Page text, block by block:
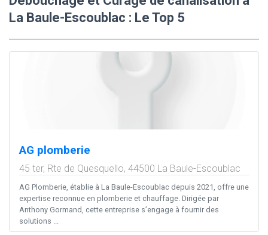
La Baule-Escoublac : Le Top 5
AG plomberie
45 ter, Rte de Quesquello, 44500 La Baule-Escoublac
AG Plomberie, établie à La Baule-Escoublac depuis 2021, offre une
expertise reconnue en plomberie et chauffage. Dirigée par
Anthony Gormand, cette entreprise s’engage à fournir des
solutions ...